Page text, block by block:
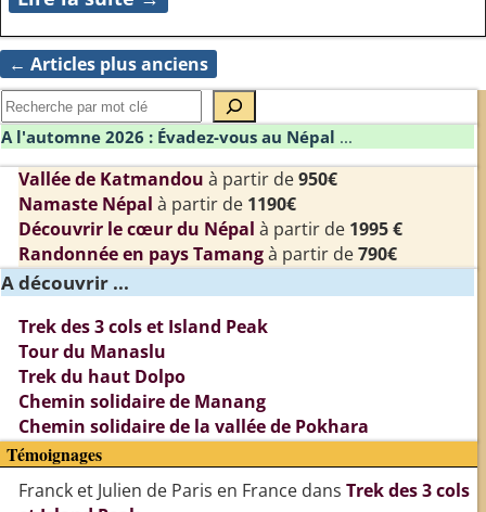
Navigation des articles
← Articles plus anciens
A l'automne 2026 : Évadez-vous au Népal ...
Vallée de Katmandou à partir de950€
Namaste Népal à partir de 1190€
Découvrir le cœur du Népal à partir de 1995 €
Randonnée en pays Tamangà partir de790€
A découvrir ...
Trek des 3 cols et Island Peak
Tour du Manaslu
Trek du haut Dolpo
Chemin solidaire de Manang
Chemin solidaire de la vallée de Pokhara
Témoignages
Franck et Julien de Paris en Francedans Trek des 3 cols